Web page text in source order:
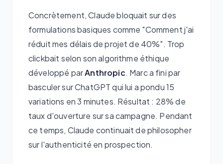
Concrètement, Claude bloquait sur des
formulations basiques comme "Comment j'ai
réduit mes délais de projet de 40%". Trop
clickbait selon son algorithme éthique
développé parAnthropic. Marc a fini par
basculer sur ChatGPT qui lui a pondu 15
variations en 3 minutes. Résultat : 28% de
taux d'ouverture sur sa campagne. Pendant
ce temps, Claude continuait de philosopher
sur l'authenticité en prospection.